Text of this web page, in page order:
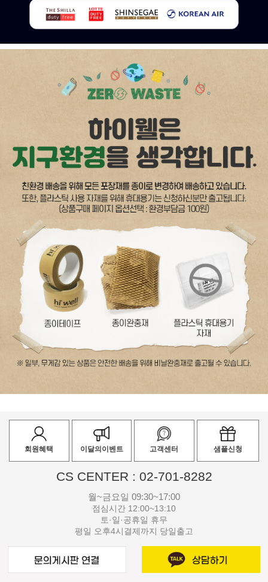
회원혜택 이달의이벤트 고객센터 샘플신청
CS CENTER : 02-701-8282
월~금요일 09:30~17:00
점심시간 12:00~13:10
토·일·공휴일 휴무
평일 오후4시결제까지 당일출고